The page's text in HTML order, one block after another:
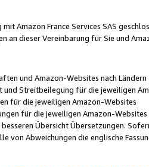
mit Amazon France Services SAS
an dieser Vereinbarung für Sie und
und Amazon-Websites nach Ländern
und Streitbeilegung für die jeweiligen
für die jeweiligen Amazon-Websites
für die jeweiligen Amazon-Websites
Übersicht Übersetzungen.
von Abweichungen die englische